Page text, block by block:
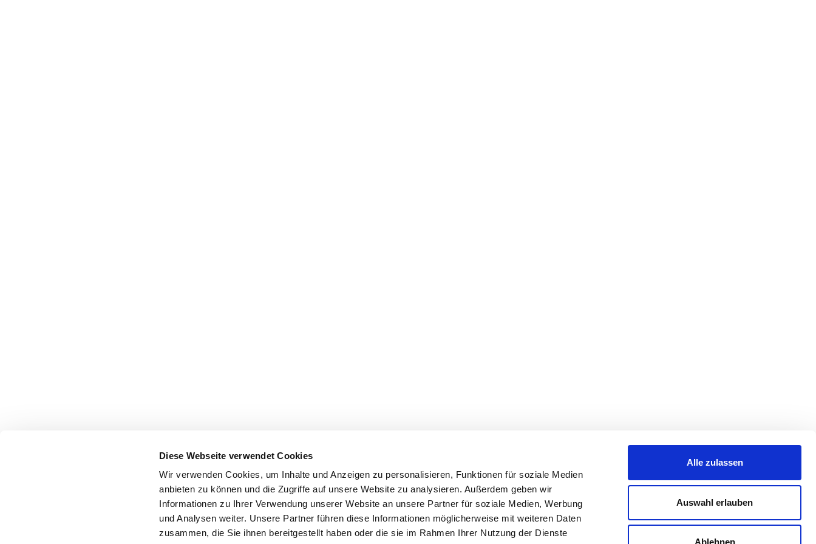
Diese Webseite verwendet Cookies
Wir verwenden Cookies, um Inhalte und Anzeigen zu personalisieren, Funktionen für soziale Medien
anbieten zu können und die Zugriffe auf unsere Website zu analysieren. Außerdem geben wir
Informationen zu Ihrer Verwendung unserer Website an unsere Partner für soziale Medien, Werbung
und Analysen weiter. Unsere Partner führen diese Informationen möglicherweise mit weiteren Daten
zusammen, die Sie ihnen bereitgestellt haben oder die sie im Rahmen Ihrer Nutzung der Dienste
Alle zulassen
Auswahl erlauben
Ablehnen